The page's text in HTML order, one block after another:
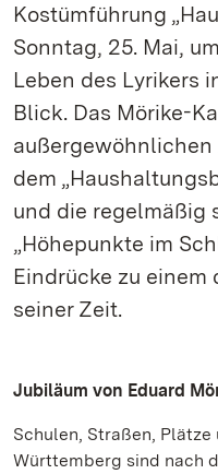
Kostümführung
Sonntag, 25. Mai,
Leben des Lyrikers
Blick. Das Mörike-
dem
und die regelmäßig
„Höhepunkte im
Eindrücke zu
seiner Zeit.
Jubiläum von Eduard
Schulen, Straßen, Plätze
Württemberg sind nach